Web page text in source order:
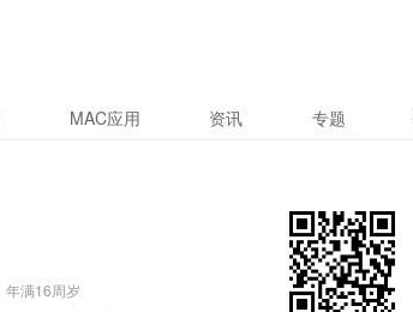
MAC应用 资讯 专题
年满16周岁